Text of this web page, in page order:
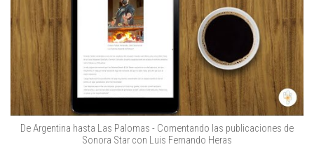
De Argentina hasta Las Palomas - Comentando las publicaciones de
Sonora Star con Luis Fernando Heras